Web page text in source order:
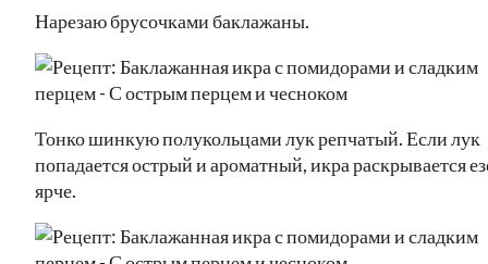
Нарезаю брусочками баклажаны.
Тонко шинкую полукольцами лук репчатый. Если лук
попадается острый и ароматный, икра раскрывается
ярче.